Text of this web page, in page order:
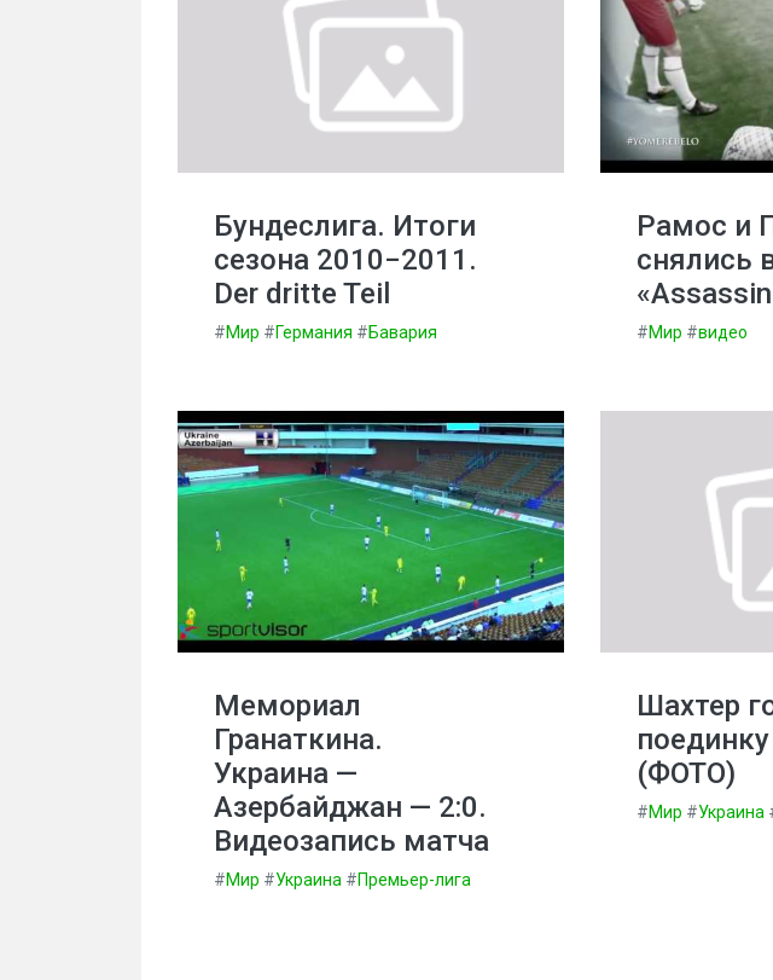
Бундеслига. Итоги
сезона 2010−2011.
Der dritte Teil
#Мир #Германия #Бавария
Рамос и
снялись
#Мир #видео
Мемориал
Гранаткина.
Украина —
Азербайджан — 2:0.
Видеозапись матча
#Мир #Украина #Премьер-лига
Шахтер
(ФОТО)
#Мир #Украина